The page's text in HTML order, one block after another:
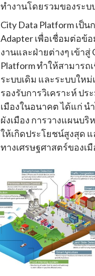
ทำงานโดยรวมของระ
City Data Platform เป็น
Adapter เพื่อเชื่อมต่อข้
งานและฝ่ายต่างๆ เข้าสู่
Platform ทำให้สามาร
ระบบเดิม และระบบให
รองรับการวิเคราะห์ ปร
เมืองในอนาคต ได้แก่ น
ผังเมือง การวางแผนบ
ให้เกิดประโยชน์สูงสุด แ
ทางเศรษฐศาสตร์ของเ